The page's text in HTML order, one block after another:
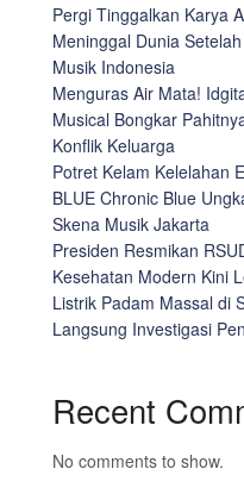
Pergi Tinggalkan Karya
Meninggal Dunia
Musik Indonesia
Menguras Air Mata!
Musical Bongkar
Konflik Keluarga
Potret Kelam Kelelahan
BLUE Chronic Blue
Skena Musik Jakarta
Presiden Resmikan
Kesehatan Modern Kini
Listrik Padam Massal di
Langsung Investigasi
Recent
No comments to show.